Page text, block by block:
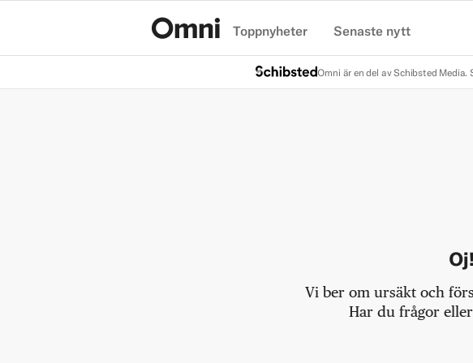
Toppnyheter Senaste nytt
Omni är en del av Schibsted Media.
Vi ber om ursäkt och
Har du frågor